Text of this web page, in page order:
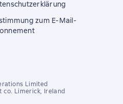
zum E-Mail-
Limited
co. Limerick, Ireland